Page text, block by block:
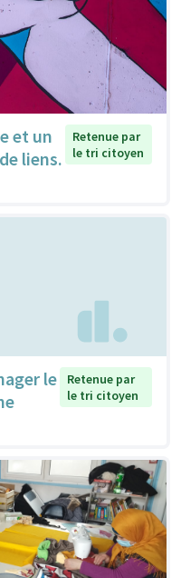
et un
liens.
Retenue par
le tri citoyen
le
Retenue par
le tri citoyen